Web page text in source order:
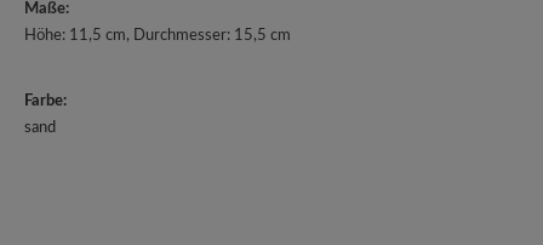
Maße:
Höhe: 11,5 cm, Durchmesser: 15,5 cm
Farbe:
sand